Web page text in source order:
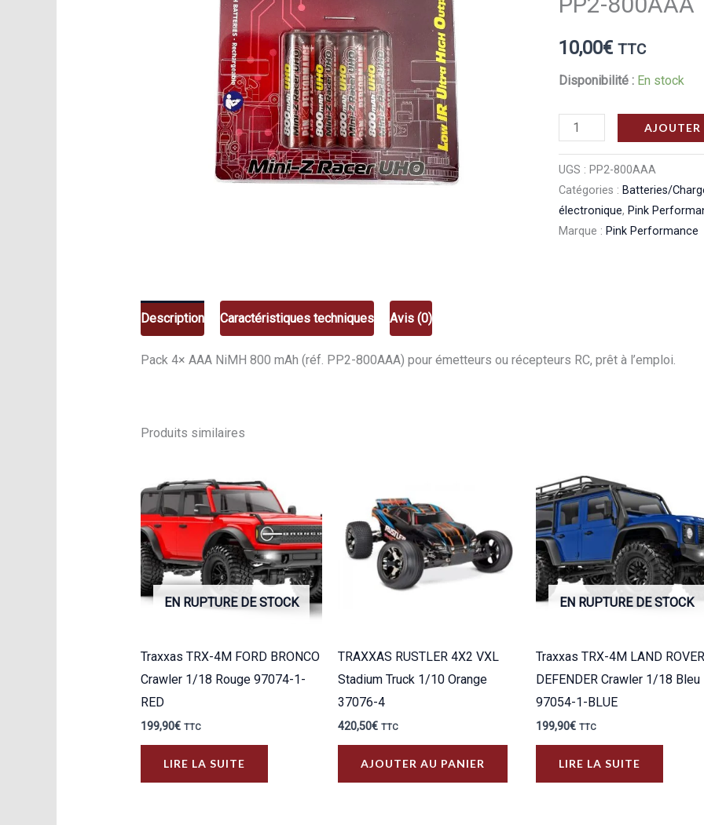
10,00€ TTC
Disponibilité : En stock
quantité
Pink
Performance
Pack
AAA
Performance
AJOUTER
UGS : PP2-800AAA
Catégories : Batteries/
électronique, Pink
Marque : Pink Performance
Description Caractéristiques techniques Avis (0)
Pack 4× AAA NiMH 800 mAh (réf. PP2-800AAA) pour émetteurs ou récepteurs RC, prêt à l’emploi.
Produits similaires
EN RUPTURE DE STOCK
Traxxas TRX-4M FORD BRONCO
Crawler 1/18 Rouge 97074-1-
RED
199,90€ TTC
LIRE LA SUITE
TRAXXAS RUSTLER 4X2 VXL
Stadium Truck 1/10 Orange
37076-4
420,50€ TTC
AJOUTER AU PANIER
EN RUPTURE DE STOCK
Traxxas TRX-4M LAND ROVER
DEFENDER Crawler 1/18 Bleu
97054-1-BLUE
199,90€ TTC
LIRE LA SUITE